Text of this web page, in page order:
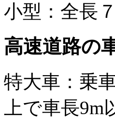
小型：全長
高速道路の
特大車：乗
上で車長